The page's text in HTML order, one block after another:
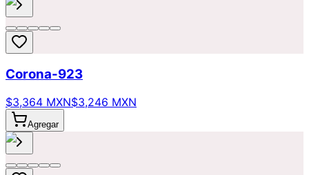
Corona-923
$3,364 MXN$3,246 MXN
Agregar